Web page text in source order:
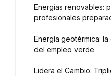
Energías renovables:
profesionales
Energía geotérmica:
del empleo verde
Lidera el Cambio: